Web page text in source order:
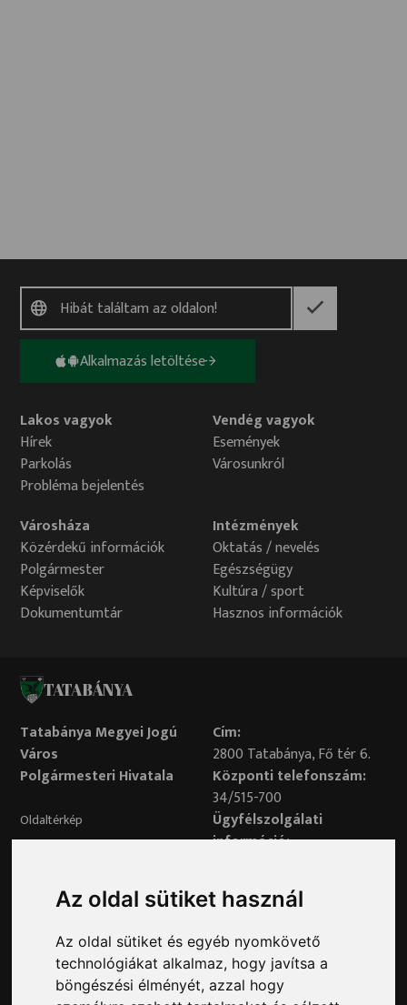
Az oldal sütiket használ
Az oldal sütiket és egyéb nyomkövető
technológiákat alkalmaz, hogy javítsa a
böngészési élményét, azzal hogy
Alkalmazás letöltése
Lakos vagyok
Hírek
Parkolás
Probléma bejelentés
Vendég vagyok
Események
Városunkról
Városháza
Közérdekű információk
Polgármester
Képviselők
Dokumentumtár
Intézmények
Oktatás / nevelés
Egészségügy
Kultúra / sport
Hasznos információk
TATABÁNYA
Tatabánya Megyei Jogú
Város
Polgármesteri Hivatala
Oldaltérkép
Adatvédelem
Cím:
2800 Tatabánya, Fő tér 6.
Központi telefonszám:
34/515-700
Ügyfélszolgálati
információ:
Véleményvonal:
34/515-799
Adatvédelmi tisztviselő elérhetősége:
adatvedelem@ph.tatabanya.hu
Minden jog fenntartva © 2026 Tatabánya